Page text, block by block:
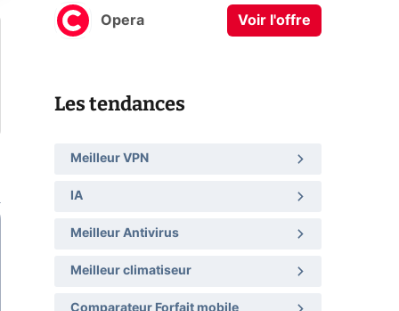
Opera Voir l'offre
Les tendances
Meilleur VPN
IA
Meilleur Antivirus
Meilleur climatiseur
Comparateur Forfait mobile